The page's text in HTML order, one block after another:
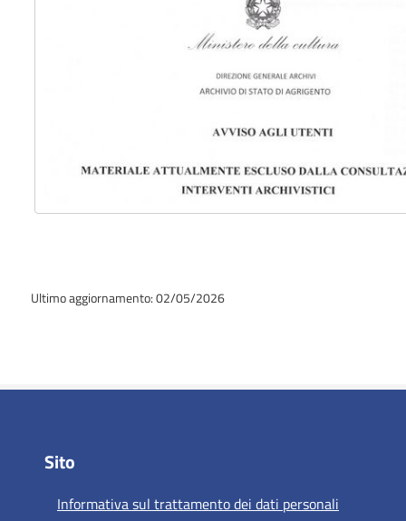
Ultimo aggiornamento: 02/05/2026
Sito
Informativa sul trattamento dei dati personali